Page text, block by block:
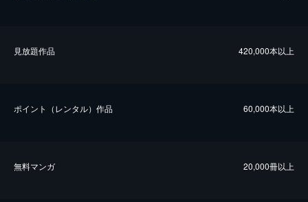
⾒放題作品 420,000本以上
ポイント（レンタル）作品 60,000本以上
無料マンガ 20,000冊以上